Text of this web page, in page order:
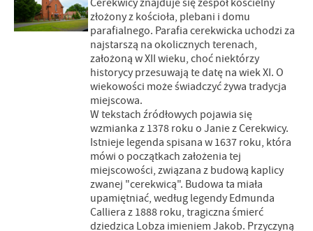
Cerekwicy znajduje się zespół kościelny
złożony z kościoła, plebani i domu
parafialnego. Parafia cerekwicka uchodzi za
najstarszą na okolicznych terenach,
założoną w XII wieku, choć niektórzy
historycy przesuwają te datę na wiek XI. O
wiekowości może świadczyć żywa tradycja
miejscowa.
W tekstach źródłowych pojawia się
wzmianka z 1378 roku o Janie z Cerekwicy.
Istnieje legenda spisana w 1637 roku, która
mówi o początkach założenia tej
miejscowości, związana z budową kaplicy
zwanej "cerekwicą". Budowa ta miała
upamiętniać, według legendy Edmunda
Calliera z 1888 roku, tragiczna śmierć
dziedzica Lobza imieniem Jakob. Przyczyną